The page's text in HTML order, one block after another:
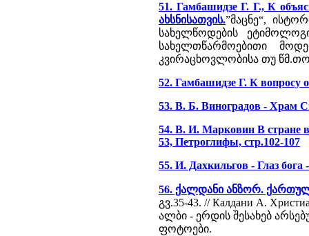
51. Гамбашидзе Г. Г., К
ახსნისათვის.”მაცნე“,
სახელწოდების
სახელთწარმოებითი
კვირაცხოვლობისა თუ
52. Гамбашидзе Г. К вопросу
53. В. Б. Виноградов - Храм
54. В. И. Марковин В стране
53, Петроглифы, стр.102-107
55. И. Дахкильгов - Глаз бога
56. ქალდანი ანზორ.
გვ.35-43. // Калдани А.
ალბი - ერდის შესახებ
ფოტოები.